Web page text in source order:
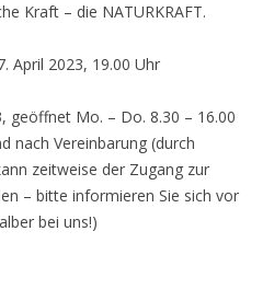
Kraft – die NATURKRAFT.
April 2023, 19.00 Uhr
geöffnet Mo. – Do. 8.30 – 16.00
nach Vereinbarung (durch
zeitweise der Zugang zur
– bitte informieren Sie sich vor
bei uns!)